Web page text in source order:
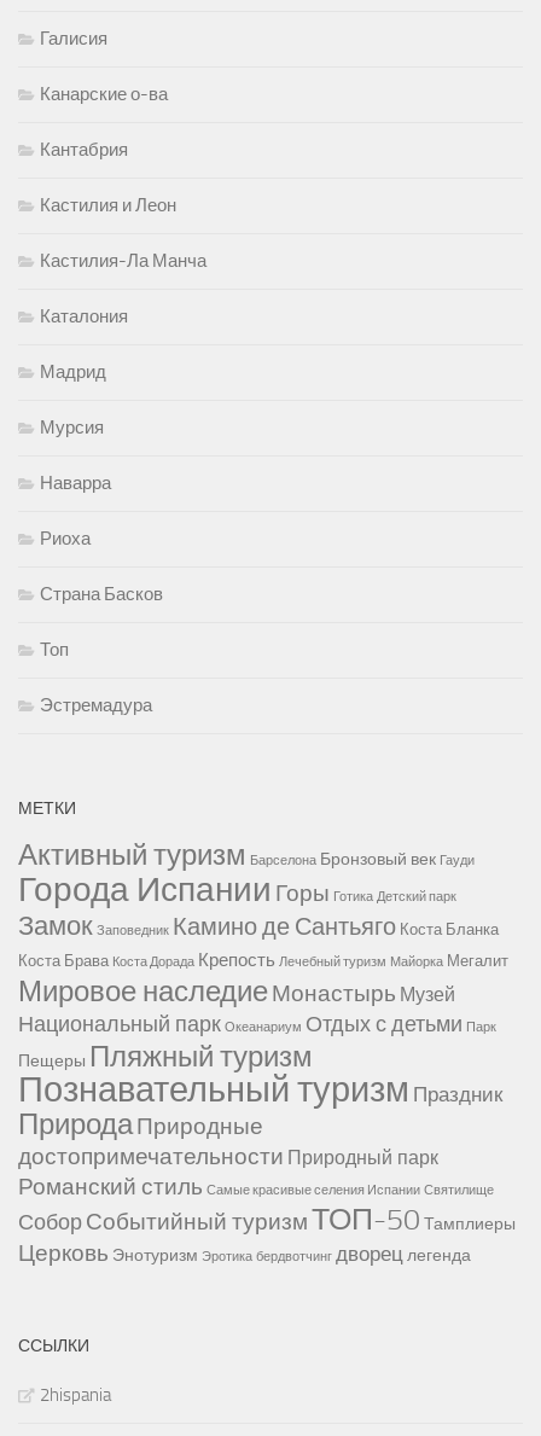
Галисия
Канарские о-ва
Кантабрия
Кастилия и Леон
Кастилия-Ла Манча
Каталония
Мадрид
Мурсия
Наварра
Риоха
Страна Басков
Топ
Эстремадура
МЕТКИ
Активный туризм Барселона Бронзовый век Гауди
Города Испании Горы Готика Детский парк
Замок Заповедник Камино де Сантьяго Коста Бланка
Коста Брава Коста Дорада Крепость Лечебный туризм Майорка Мегалит
Мировое наследиеМонастырь Музей
Национальный парк Океанариум Отдых с детьми Парк
Пещеры Пляжный туризм
Познавательный туризм Праздник
ПриродаПриродные
достопримечательности Природный парк
Романский стиль Самые красивые селения Испании Святилище
СоборСобытийный туризмТОП-50 Тамплиеры
Церковь Энотуризм Эротика бердвотчинг дворец легенда
ССЫЛКИ
2hispania